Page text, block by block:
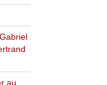
au